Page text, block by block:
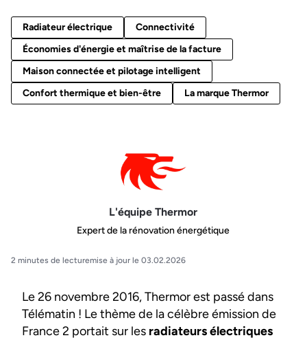
Radiateur électrique
Connectivité
Économies d'énergie et maîtrise de la facture
Maison connectée et pilotage intelligent
Confort thermique et bien-être
La marque Thermor
L'équipe Thermor
Expert de la rénovation énergétique
2 minutes de lecturemise à jour le 03.02.2026
Le 26 novembre 2016, Thermor est passé dans
Télématin ! Le thème de la célèbre émission de
France 2 portait sur les radiateurs électriques